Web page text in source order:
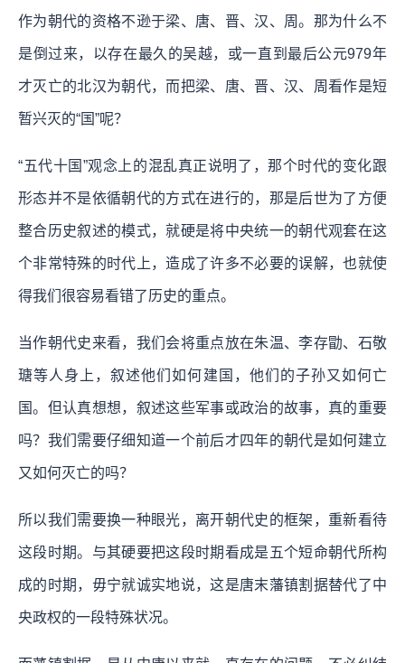
作为朝代的资格不逊于梁、唐、晋、汉、周。那为什么不
是倒过来，以存在最久的吴越，或一直到最后公元979年
才灭亡的北汉为朝代，而把梁、唐、晋、汉、周看作是短
暂兴灭的“国”呢？
“五代十国”观念上的混乱真正说明了，那个时代的变化跟
形态并不是依循朝代的方式在进行的，那是后世为了方便
整合历史叙述的模式，就硬是将中央统一的朝代观套在这
个非常特殊的时代上，造成了许多不必要的误解，也就使
得我们很容易看错了历史的重点。
当作朝代史来看，我们会将重点放在朱温、李存勖、石敬
瑭等人身上，叙述他们如何建国，他们的子孙又如何亡
国。但认真想想，叙述这些军事或政治的故事，真的重要
吗？我们需要仔细知道一个前后才四年的朝代是如何建立
又如何灭亡的吗？
所以我们需要换一种眼光，离开朝代史的框架，重新看待
这段时期。 与其硬要把这段时期看成是五个短命朝代所构
成的时期，毋宁就诚实地说，这是唐末藩镇割据替代了中
央政权的一段特殊状况。